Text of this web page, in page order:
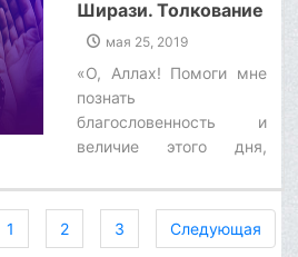
праведников!»‌
Ширази. Толкование
молитвы
месяца Рамадан
мая 25, 2019
«О, Аллах! Помоги мне
познать
благословенность и
величие этого дня,
достижения благ, не
лиши меня принятия его
благодеяний, о,
1 2 3 Следующая